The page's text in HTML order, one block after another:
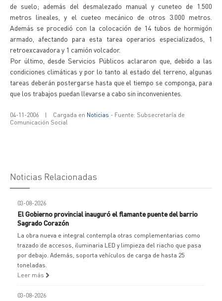
de suelo; además del desmalezado manual y cuneteo de 1.500
metros lineales, y el cueteo mecánico de otros 3.000 metros.
Además se procedió con la colocación de 14 tubos de hormigón
armado, afectando para esta tarea operarios especializados, 1
retroexcavadora y 1 camión volcador.
Por último, desde Servicios Públicos aclararon que, debido a las
condiciones climáticas y por lo tanto al estado del terreno, algunas
tareas deberán postergarse hasta que el tiempo se componga, para
que los trabajos puedan llevarse a cabo sin inconvenientes.
04-11-2006 | Cargada en Noticias - Fuente: Subsecretaría de
Comunicación Social
Noticias Relacionadas
03-08-2026
El Gobierno provincial inauguró el flamante puente del barrio
Sagrado Corazón
La obra nueva e integral contempla otras complementarias como
trazado de accesos, iluminaria LED y limpieza del riacho que pasa
por debajo. Además, soporta vehículos de carga de hasta 25
toneladas.
Leer más
03-08-2026